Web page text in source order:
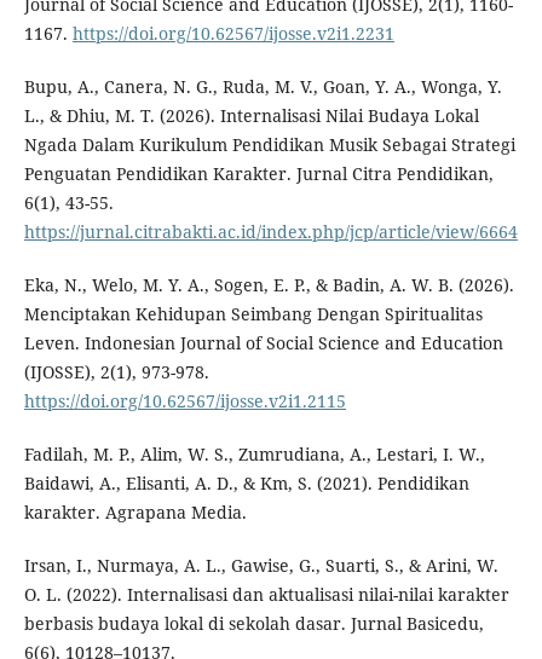
1167. https://doi.org/10.62567/ijosse.v2i1.2231
Bupu, A., Canera, N. G., Ruda, M. V., Goan, Y. A., Wonga, Y.
L., & Dhiu, M. T. (2026). Internalisasi Nilai Budaya Lokal
Ngada Dalam Kurikulum Pendidikan Musik Sebagai Strategi
Penguatan Pendidikan Karakter. Jurnal Citra Pendidikan,
6(1), 43-55.
https://jurnal.citrabakti.ac.id/index.php/jcp/article/view/6664
Eka, N., Welo, M. Y. A., Sogen, E. P., & Badin, A. W. B. (2026).
Menciptakan Kehidupan Seimbang Dengan Spiritualitas
Leven. Indonesian Journal of Social Science and Education
(IJOSSE), 2(1), 973-978.
https://doi.org/10.62567/ijosse.v2i1.2115
Fadilah, M. P., Alim, W. S., Zumrudiana, A., Lestari, I. W.,
Baidawi, A., Elisanti, A. D., & Km, S. (2021). Pendidikan
karakter. Agrapana Media.
Irsan, I., Nurmaya, A. L., Gawise, G., Suarti, S., & Arini, W.
O. L. (2022). Internalisasi dan aktualisasi nilai-nilai karakter
berbasis budaya lokal di sekolah dasar. Jurnal Basicedu,
6(6), 10128–10137.